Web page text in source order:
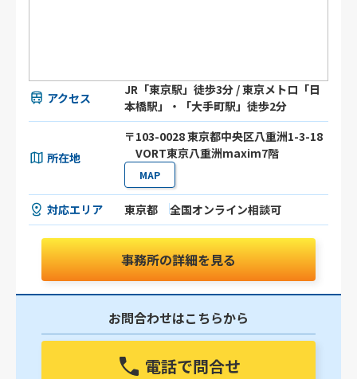
アクセス
JR「東京駅」徒歩3分 / 東京メトロ「日
本橋駅」・「大手町駅」徒歩2分
所在地
〒103-0028 東京都中央区八重洲1-3-18
VORT東京八重洲maxim7階
MAP
対応エリア 東京都 全国オンライン相談可
事務所の詳細を見る
お問合わせはこちらから
電話で問合せ